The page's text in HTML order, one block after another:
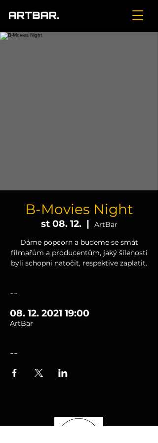
B-Movies Night
st 08. 12.
  |
ArtBar
Dáme popcorn a budeme se smát
filmařům a producentům, jaký šílenosti
byli schopni natočit, respektive zaplatit.
--
08. 12. 2021 19:00
ArtBar
--